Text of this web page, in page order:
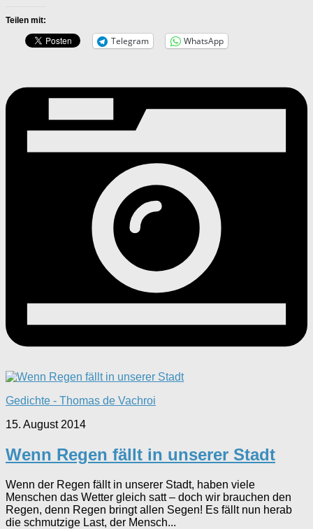
Teilen mit:
Telegram WhatsApp
Gedichte - Thomas de Vachroi
15. August 2014
Wenn Regen fällt in unserer Stadt
Wenn der Regen fällt in unserer Stadt, haben viele
Menschen das Wetter gleich satt – doch wir brauchen den
Regen, denn Regen bringt allen Segen! Es fällt nun herab
die schmutzige Last, der Mensch...